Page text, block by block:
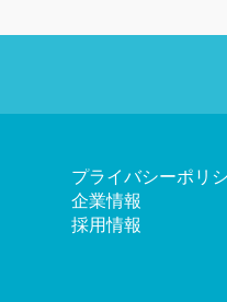
プライバシーポリ
企業情報
採用情報